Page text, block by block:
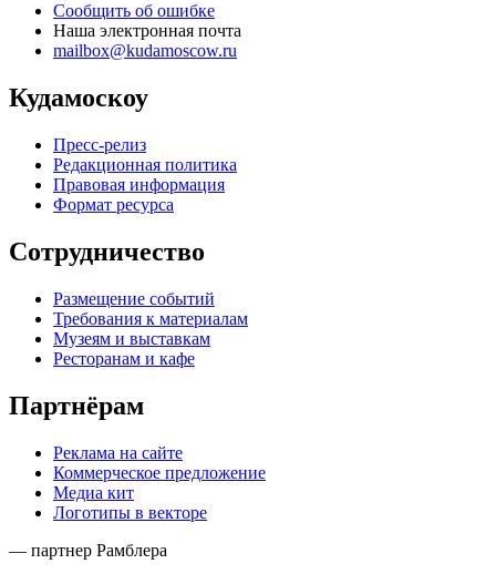
Сообщить об ошибке
Наша электронная почта
mailbox@kudamoscow.ru
Кудамоскоу
Пресс-релиз
Редакционная политика
Правовая информация
Формат ресурса
Сотрудничество
Размещение событий
Требования к материалам
Музеям и выставкам
Ресторанам и кафе
Партнёрам
Реклама на сайте
Коммерческое предложение
Медиа кит
Логотипы в векторе
— партнер Рамблера